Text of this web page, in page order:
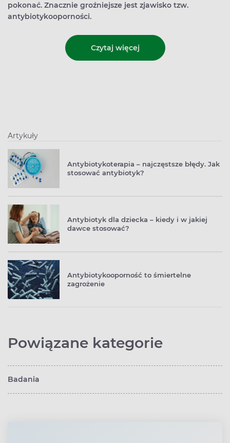
pokonać. Znacznie groźniejsze jest zjawisko tzw.
antybiotykooporności.
Czytaj więcej
Artykuły
Antybiotykoterapia – najczęstsze błędy. Jak
stosować antybiotyk?
Antybiotyk dla dziecka – kiedy i w jakiej
dawce stosować?
Antybiotykooporność to śmiertelne
zagrożenie
Powiązane kategorie
Badania